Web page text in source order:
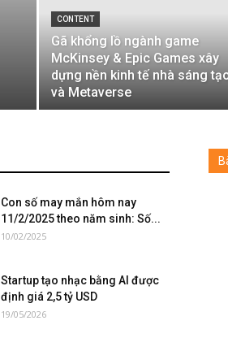
CONTENT
Gã khổng lồ ngành game
McKinsey & Epic Games xây
dựng nền kinh tế nhà sáng
và Metaverse
Con số may mắn hôm nay
11/2/2025 theo năm sinh: Số...
10/02/2025
Startup tạo nhạc bằng AI được
định giá 2,5 tỷ USD
19/05/2026